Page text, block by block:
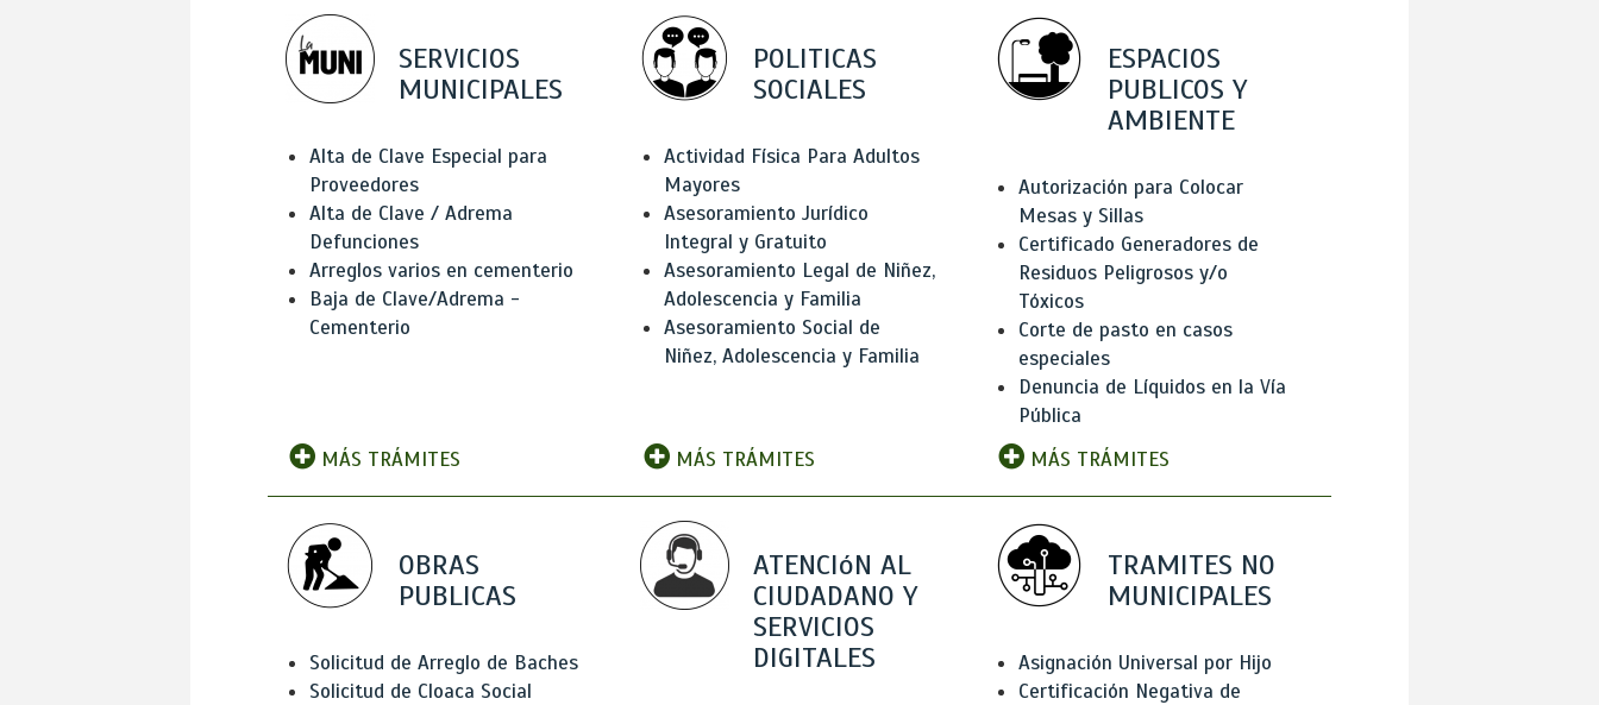
SERVICIOS
MUNICIPALES
Alta de Clave Especial para
Proveedores
Alta de Clave / Adrema
Defunciones
Arreglos varios en cementerio
Baja de Clave/Adrema -
Cementerio
MÁS TRÁMITES
POLITICAS
SOCIALES
Actividad Física Para Adultos
Mayores
Asesoramiento Jurídico
Integral y Gratuito
Asesoramiento Legal de Niñez,
Adolescencia y Familia
Asesoramiento Social de
Niñez, Adolescencia y Familia
MÁS TRÁMITES
ESPACIOS
PUBLICOS Y
AMBIENTE
Autorización para Colocar
Mesas y Sillas
Certificado Generadores de
Residuos Peligrosos y/o
Tóxicos
Corte de pasto en casos
especiales
Denuncia de Líquidos en la Vía
Pública
MÁS TRÁMITES
OBRAS
PUBLICAS
Solicitud de Arreglo de Baches
Solicitud de Cloaca Social
ATENCIóN AL
CIUDADANO Y
SERVICIOS
DIGITALES
TRAMITES NO
MUNICIPALES
Asignación Universal por Hijo
Certificación Negativa de